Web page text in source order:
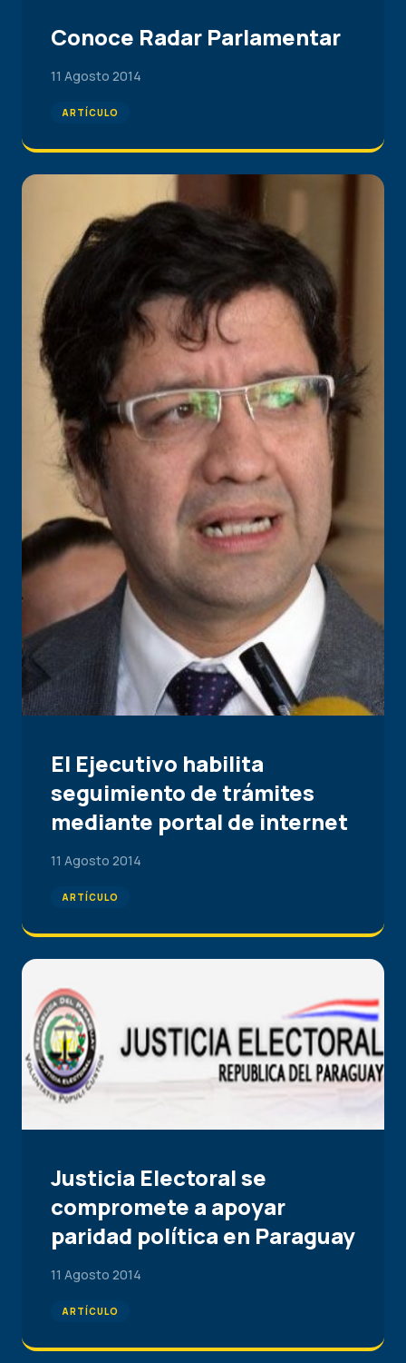
Conoce Radar Parlamentar
11 Agosto 2014
ARTÍCULO
El Ejecutivo habilita
seguimiento de trámites
mediante portal de internet
11 Agosto 2014
ARTÍCULO
Justicia Electoral se
compromete a apoyar
paridad política en Paraguay
11 Agosto 2014
ARTÍCULO